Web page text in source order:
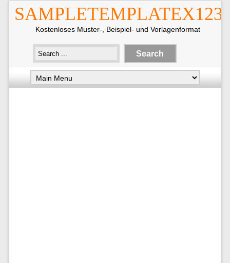
Kostenloses Muster-, Beispiel- und Vorlagenformat